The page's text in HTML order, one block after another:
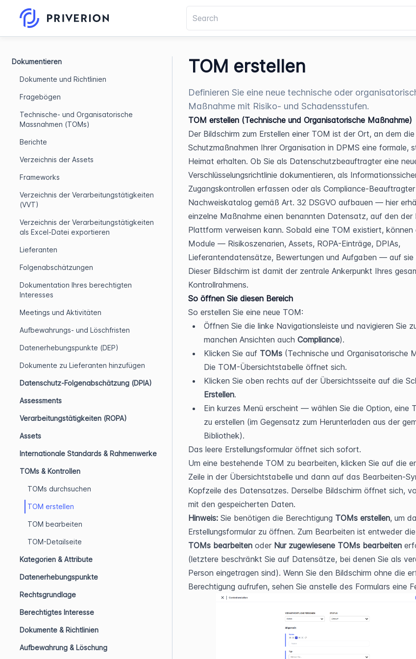
Dokumentieren
Dokumente und Richtlinien
Fragebögen
Technische- und Organisatorische
Massnahmen (TOMs)
Berichte
Verzeichnis der Assets
Frameworks
Verzeichnis der Verarbeitungstätigkeiten
(VVT)
Verzeichnis der Verarbeitungstätigkeiten
als Excel-Datei exportieren
Lieferanten
Folgenabschätzungen
Dokumentation Ihres berechtigten
Interesses
Meetings und Aktivitäten
Aufbewahrungs- und Löschfristen
Datenerhebungspunkte (DEP)
Dokumente zu Lieferanten hinzufügen
Datenschutz-Folgenabschätzung (DPIA)
Assessments
Verarbeitungstätigkeiten (ROPA)
Assets
Internationale Standards & Rahmenwerke
TOMs & Kontrollen
TOMs durchsuchen
TOM erstellen
TOM bearbeiten
TOM-Detailseite
Kategorien & Attribute
Datenerhebungspunkte
Rechtsgrundlage
Berechtigtes Interesse
Dokumente & Richtlinien
Aufbewahrung & Löschung
TOM erstellen
Definieren Sie eine neue technische oder
Maßnahme mit Risiko- und Schadensstufen.
TOM erstellen (Technische und Organisatorische Maßnahme)
Der Bildschirm zum Erstellen einer TOM ist der Ort, an dem die
Schutzmaßnahmen Ihrer Organisation in DPMS eine formale,
Heimat erhalten. Ob Sie als Datenschutzbeauftragter eine
Verschlüsselungsrichtlinie dokumentieren, als
Zugangskontrollen erfassen oder als Compliance-
Nachweiskatalog gemäß Art. 32 DSGVO aufbauen — hier
einzelne Maßnahme einen benannten Datensatz, auf den der
Plattform verweisen kann. Sobald eine TOM existiert, können
Module — Risikoszenarien, Assets, ROPA-Einträge, DPIAs,
Lieferantendatensätze, Bewertungen und Aufgaben — auf sie
Dieser Bildschirm ist damit der zentrale Ankerpunkt Ihres
Kontrollrahmens.
So öffnen Sie diesen Bereich
So erstellen Sie eine neue TOM:
Öffnen Sie die linke Navigationsleiste und navigieren Sie
manchen Ansichten auch Compliance).
Klicken Sie auf TOMs (Technische und Organisatorische
Die TOM-Übersichtstabelle öffnet sich.
Erstellen.
Ein kurzes Menü erscheint — wählen Sie die Option, eine
zu erstellen (im Gegensatz zum Herunterladen aus der
Bibliothek).
Das leere Erstellungsformular öffnet sich sofort.
Um eine bestehende TOM zu bearbeiten, klicken Sie auf die
Zeile in der Übersichtstabelle und dann auf das Bearbeiten-
Kopfzeile des Datensatzes. Derselbe Bildschirm öffnet sich,
mit den gespeicherten Daten.
Hinweis: Sie benötigen die Berechtigung TOMs erstellen, um
TOMs bearbeiten oder Nur zugewiesene TOMs bearbeiten
(letztere beschränkt Sie auf Datensätze, bei denen Sie als
Person eingetragen sind). Wenn Sie den Bildschirm ohne die
Berechtigung aufrufen, sehen Sie anstelle des Formulars eine